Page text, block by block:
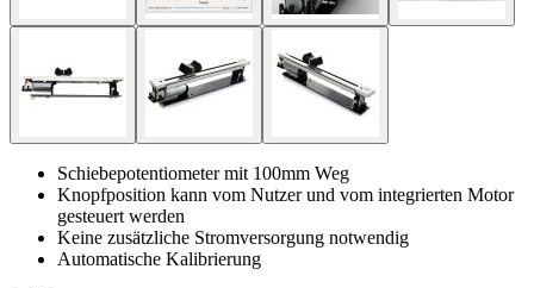
Schiebepotentiometer mit 100mm Weg
Knopfposition kann vom Nutzer und vom integrierten Motor
gesteuert werden
Keine zusätzliche Stromversorgung notwendig
Automatische Kalibrierung